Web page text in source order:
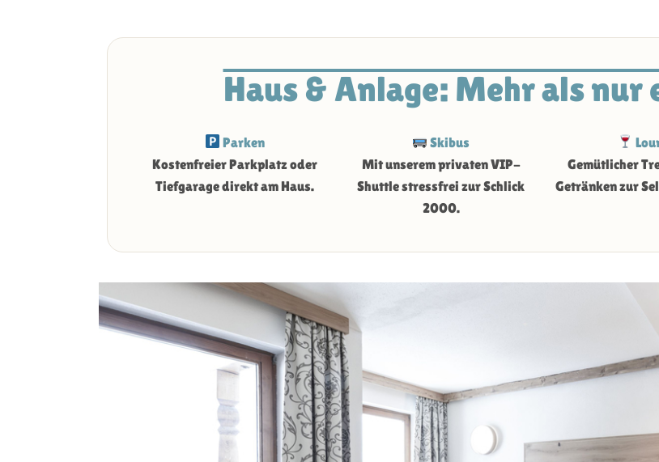
Haus & Anlage: Mehr als
Parken
Kostenfreier Parkplatz oder
Tiefgarage direkt am Haus.
Skibus
Mit unserem privaten VIP-
Shuttle stressfrei zur Schlick
2000.
Gemütlicher
Getränken zur